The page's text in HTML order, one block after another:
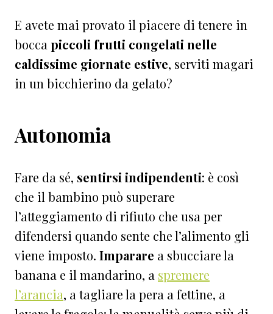
E avete mai provato il piacere di tenere in
bocca piccoli frutti congelati nelle
caldissime giornate estive, serviti magari
in un bicchierino da gelato?
Autonomia
Fare da sé, sentirsi indipendenti: è così
che il bambino può superare
l’atteggiamento di rifiuto che usa per
difendersi quando sente che l’alimento gli
viene imposto. Imparare a sbucciare la
banana e il mandarino, a spremere
l’arancia, a tagliare la pera a fettine, a